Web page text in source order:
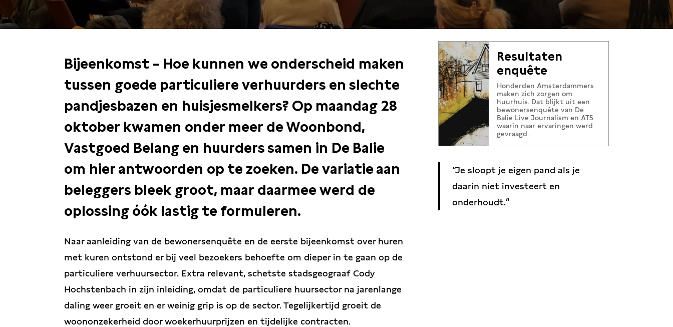
Bijeenkomst – Hoe kunnen we onderscheid maken
tussen goede particuliere verhuurders en slechte
pandjesbazen en huisjesmelkers? Op maandag28
oktober kwamen onder meer de Woonbond,
Vastgoed Belang en huurders samen in De Balie
om hier antwoorden op te zoeken. De variatie aan
beleggers bleek groot, maar daarmee werd de
oplossing óók lastig te formuleren.
Naar aanleiding van de bewonersenquête en de eerste bijeenkomst over huren
met kuren ontstond er bij veel bezoekers behoefte om dieper in te gaan op de
particuliere verhuursector. Extra relevant, schetste stadsgeograaf Cody
Hochstenbach in zijn inleiding, omdat de particuliere huursector na jarenlange
daling weer groeit en er weinig grip is op de sector. Tegelijkertijd groeit de
woononzekerheid door woekerhuurprijzen en tijdelijke contracten.
Resultaten
enquête
Honderden Amsterdammers
maken zich zorgen om
huurhuis. Dat blijkt uit een
bewonersenquête van De
Balie Live Journalism en AT5
waarin naar ervaringen werd
gevraagd.
Je sloopt je eigen pand als je
daarin niet investeert en
onderhoudt.